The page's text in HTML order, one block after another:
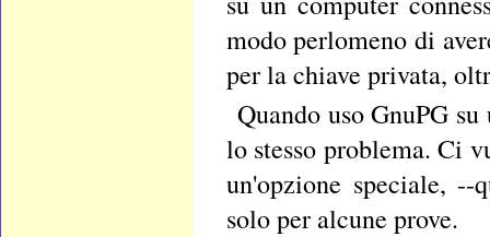
modo perlomeno di
per la chiave privata,
Quando uso GnuPG
lo stesso problema. Ci
un'opzione speciale,
solo per alcune prove.